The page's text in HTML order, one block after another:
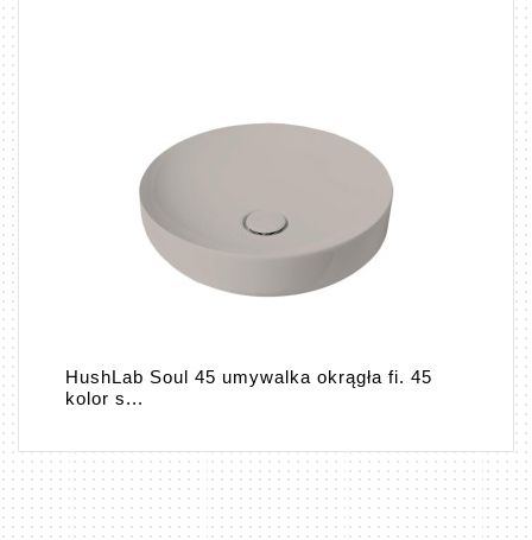
HushLab Soul 45 umywalka okrągła fi. 45
kolor s...